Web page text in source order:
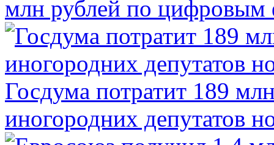
млн рублей по цифровым
Госдума потратит 189
иногородних депутатов